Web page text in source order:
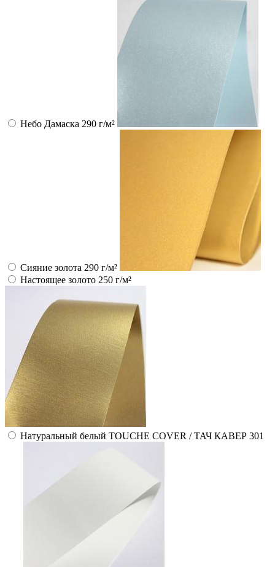
Небо Дамаска 290 г/м²
Сияние золота 290 г/м²
Настоящее золото 250 г/м²
Натуральный белый TOUCHE COVER / ТАЧ КАВЕР 301